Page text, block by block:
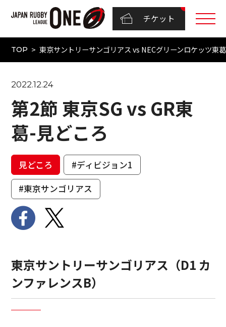
チケット
TOP 東京サントリーサンゴリアス vs NECグリーンロケッツ
2022.12.24
第2節 東京SG vs GR東
葛-見どころ
見どころ
#ディビジョン1
#東京サンゴリアス
東京サントリーサンゴリアス（D1 カ
ンファレンスB）